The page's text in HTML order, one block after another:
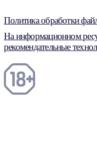
Политика обработки
На информационном
рекомендательные